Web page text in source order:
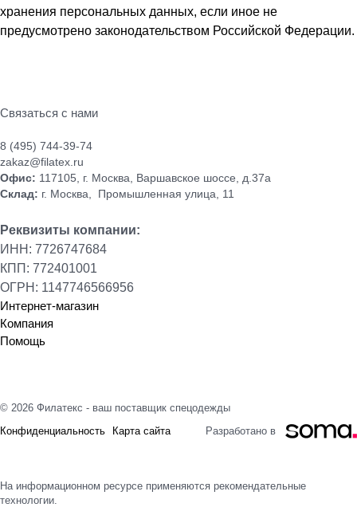
хранения персональных данных, если иное не
предусмотрено законодательством Российской Федерации.
Связаться с нами
8 (495) 744-39-74
zakaz@filatex.ru
Офис: 117105, г. Москва, Варшавское шоссе, д.37а
Склад: г. Москва, Промышленная улица, 11
Реквизиты компании:
ИНН: 7726747684
КПП: 772401001
ОГРН: 1147746566956
Интернет-магазин
Компания
Помощь
© 2026 Филатекс - ваш поставщик спецодежды
Конфиденциальность
Карта сайта Разработано в
На информационном ресурсе применяются рекомендательные
технологии.